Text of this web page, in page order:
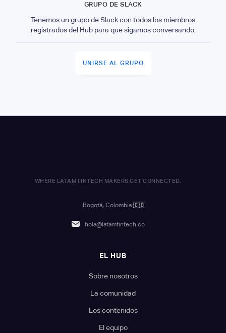
GRUPO DE SLACK
Tenemos un grupo de Slack con todos los miembros
registrados del Hub para que sigamos conversando.
UNIRSE AL GRUPO
WHERE LATAM FINTECH MAKERS GET CONNECTED.
Bogotá, Colombia 🇨🇴
hola@latamfintech.co
EL HUB
Sobre nosotros
La comunidad
Los contenidos
El equipo